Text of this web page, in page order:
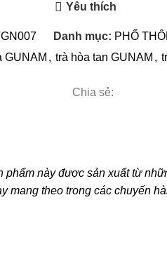
Yêu thích
Danh mục: PHỔ
GUNAM , trà hòa tan GUNAM ,
Chia sẻ:
này được sản xuất từ
mang theo trong các chuyến